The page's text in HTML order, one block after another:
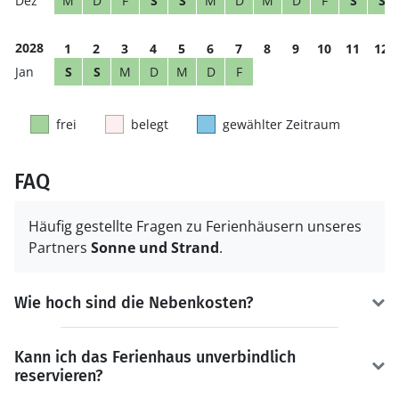
2028 1 2 3 4 5 6 7 8 9 10 11
12
S
S M D M D F
frei belegt gewählter Zeitraum
FAQ
Häufig gestellte Fragen zu Ferienhäusern unseres
Partners Sonne und Strand.
Wie hoch sind die Nebenkosten?
Kann ich das Ferienhaus unverbindlich
reservieren?